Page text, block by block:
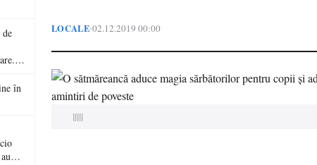
O
în
LOCALE•02.12.2019 00:00
|||||